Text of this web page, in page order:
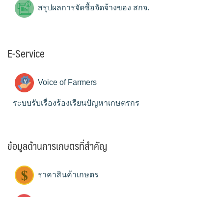
สรุปผลการจัดซื้อจัดจ้างของ สกจ.
E-Service
Voice of Farmers
ระบบรับเรื่องร้องเรียนปัญหาเกษตรกร
ข้อมูลด้านการเกษตรที่สำคัญ
ราคาสินค้าเกษตร